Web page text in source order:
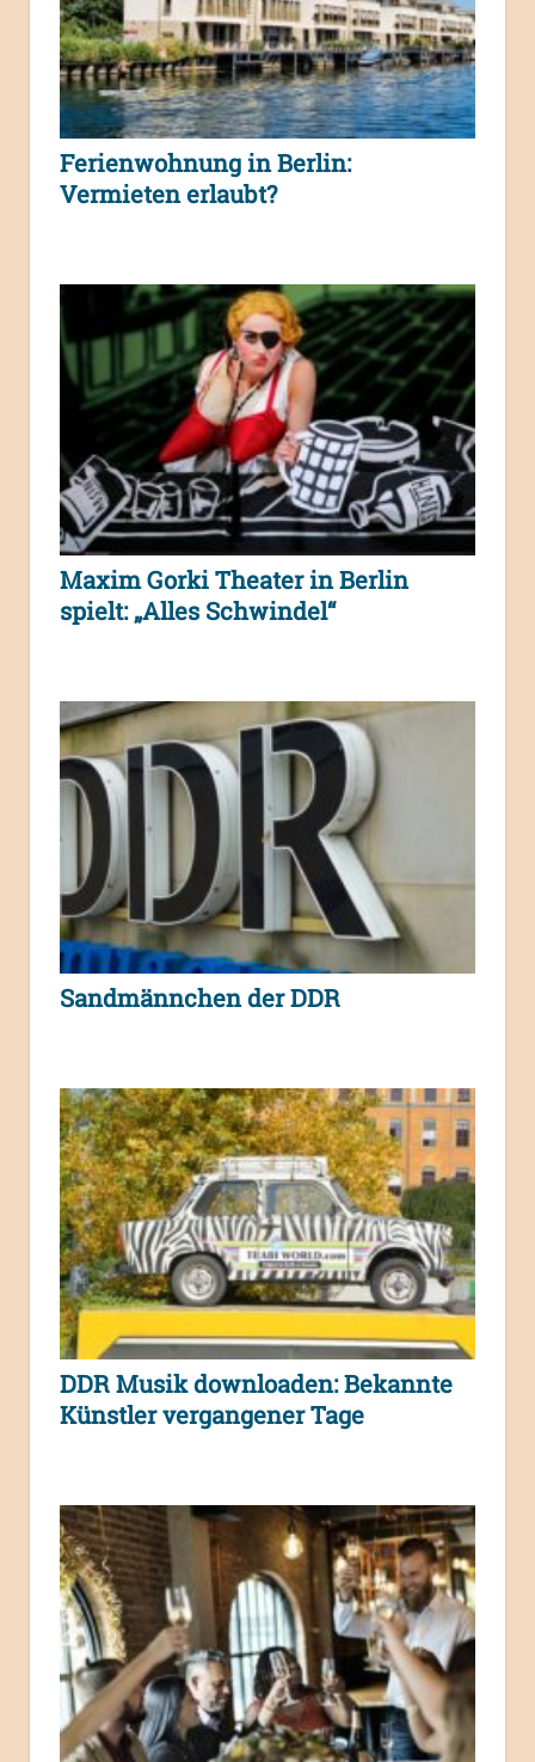
Ferienwohnung in Berlin:
Vermieten erlaubt?
Maxim Gorki Theater in Berlin
spielt: „Alles Schwindel“
Sandmännchen der DDR
DDR Musik downloaden: Bekannte
Künstler vergangener Tage